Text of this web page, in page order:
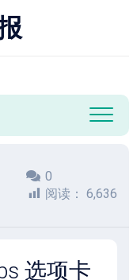
0
阅读： 6,636
选项卡